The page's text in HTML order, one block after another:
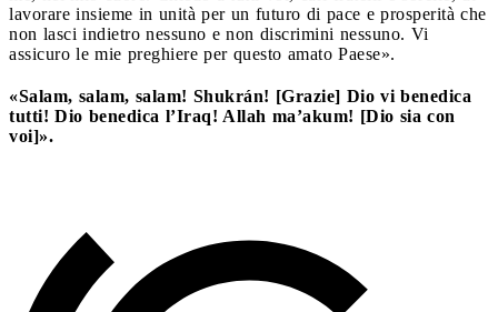
lavorare insieme in unità per un futuro di pace e prosperità che
non lasci indietro nessuno e non discrimini nessuno. Vi
assicuro le mie preghiere per questo amato Paese».
«Salam, salam, salam! Shukrán! [Grazie] Dio vi benedica
tutti! Dio benedica l’Iraq! Allah ma’akum! [Dio sia con
voi]».